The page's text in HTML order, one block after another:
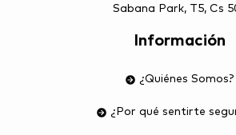
Sabana Park, T5, Cs
Información
¿Quiénes Somos?
¿Por qué sentirte